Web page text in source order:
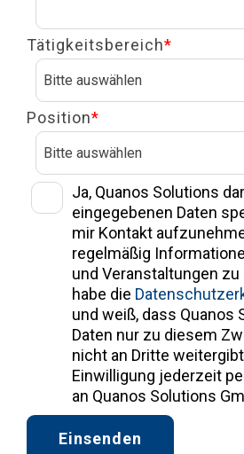
Tätigkeitsbereich*
Position*
Ja, Quanos Solutions
eingegebenen Daten
mir Kontakt
regelmäßig
und Veranstaltungen
habe die
und weiß, dass Quanos
Daten nur zu diesem
nicht an Dritte
Einwilligung jederzeit
an Quanos Solutions